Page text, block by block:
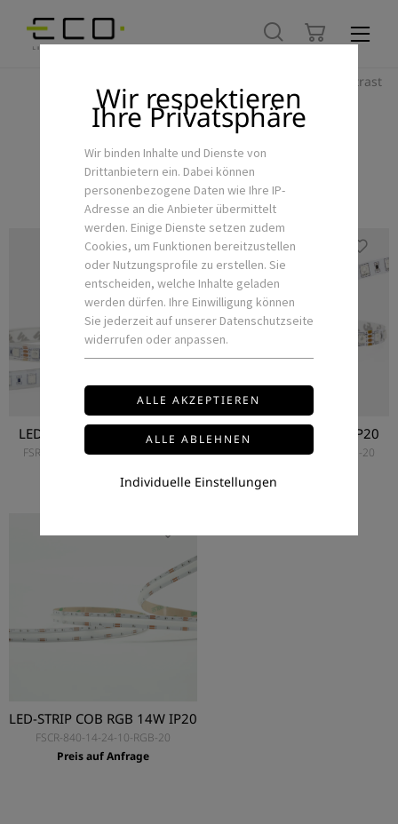
Hoher Kontrast
RGB
LED-STRIP RGB 14,4W IP67
FSR-5050-60-14,4-24-10-RGB-67
LED-STRIP RGB 14,4W IP20
FSR-5050-60-14,4-24-10-RGB-20
LED-STRIP COB RGB 14W IP20
FSCR-840-14-24-10-RGB-20
Preis auf Anfrage
Wir respektieren
Ihre Privatsphäre
Wir binden Inhalte und Dienste von
Drittanbietern ein. Dabei können
personenbezogene Daten wie Ihre IP-
Adresse an die Anbieter übermittelt
werden. Einige Dienste setzen zudem
Cookies, um Funktionen bereitzustellen
oder Nutzungsprofile zu erstellen. Sie
entscheiden, welche Inhalte geladen
werden dürfen. Ihre Einwilligung können
Sie jederzeit auf unserer Datenschutzseite
widerrufen oder anpassen.
Individuelle Einstellungen